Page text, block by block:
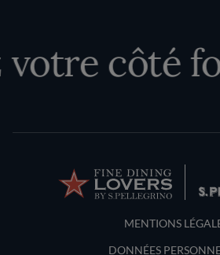
côté
Terms and
MENTIONS
DONNÉES